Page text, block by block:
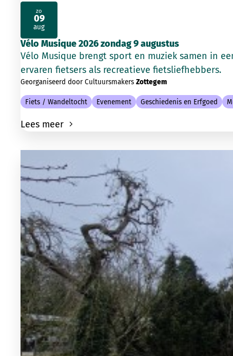
Vélo Musique 2026 zondag 9 augustus
Vélo Musique brengt sport en muziek samen in
ervaren fietsers als recreatieve fietsliefhebbers.
Georganiseerd door Cultuursmakers Zottegem
Fiets / Wandeltocht Evenement Geschiedenis en Erfgoed
Lees meer
zo
09
aug
2026